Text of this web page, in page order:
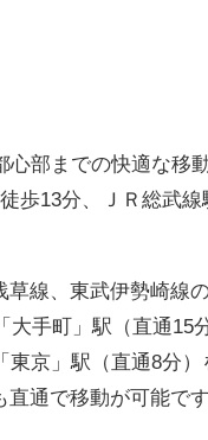
部までの快適な移
歩13分、ＪＲ総武線
線、東武伊勢崎線
手町」駅（直通15
京」駅（直通8分）
通で移動が可能です